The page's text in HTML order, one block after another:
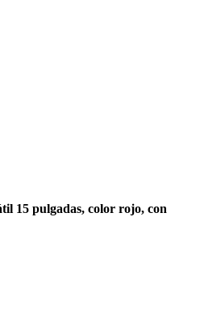
15 pulgadas, color rojo, con